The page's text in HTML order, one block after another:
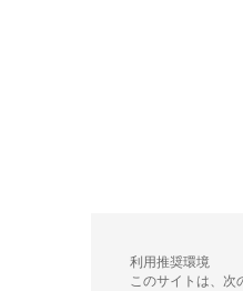
利用推奨環境
このサイトは、次